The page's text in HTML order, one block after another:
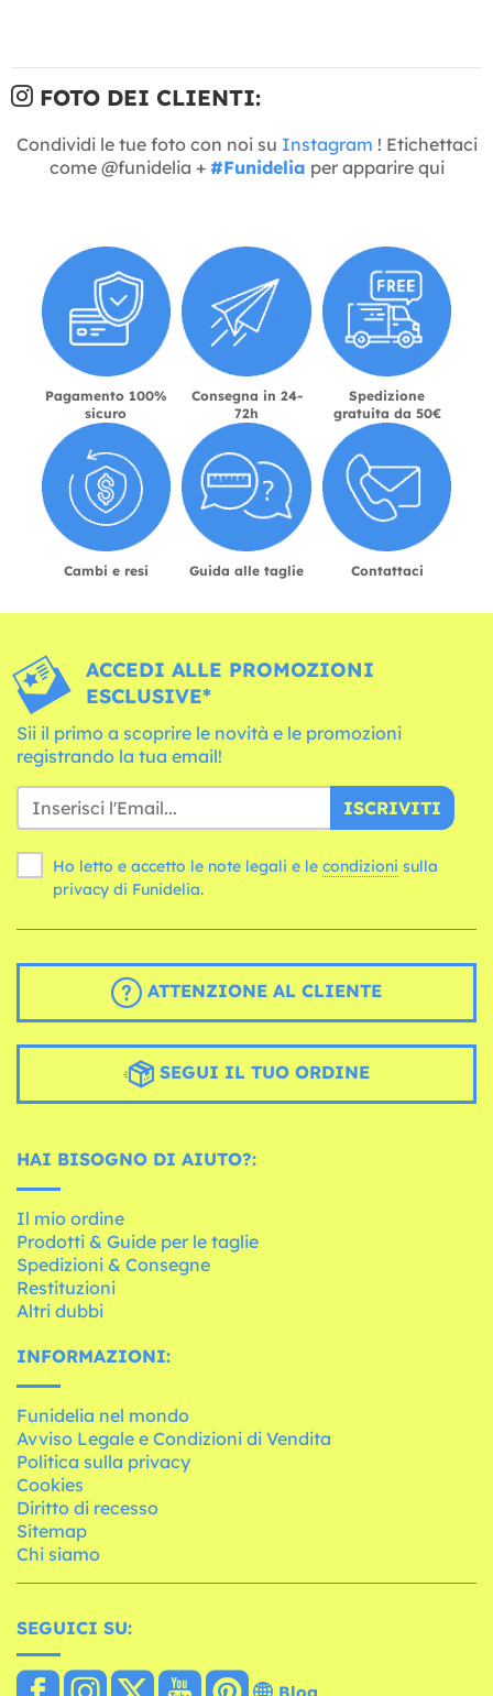
FOTO DEI CLIENTI:
Condividi le tue foto con noi su Instagram ! Etichettaci
come @funidelia + #Funidelia per apparire qui
Pagamento 100%
sicuro
Consegna in 24-
72h
Spedizione
gratuita da 50€
Cambi e resi Guida alle taglie Contattaci
ACCEDI ALLE PROMOZIONI
ESCLUSIVE*
Sii il primo a scoprire le novità e le promozioni
registrando la tua email!
ISCRIVITI
Ho letto e accetto le note legali e le condizioni
privacy di Funidelia.
ATTENZIONE AL CLIENTE
SEGUI IL TUO ORDINE
HAI BISOGNO DI AIUTO?:
Il mio ordine
Prodotti & Guide per le taglie
Spedizioni & Consegne
Restituzioni
Altri dubbi
INFORMAZIONI:
Funidelia nel mondo
Avviso Legale e Condizioni di Vendita
Politica sulla privacy
Cookies
Diritto di recesso
Sitemap
Chi siamo
SEGUICI SU: